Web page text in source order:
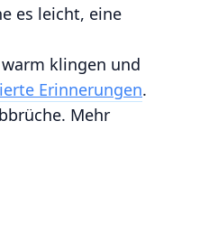
es leicht, eine
klingen und
Erinnerungen.
Mehr